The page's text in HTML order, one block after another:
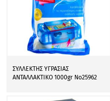
ΣΥΛΛΕΚΤΗΣ ΥΓΡΑΣΙΑΣ
ΑΝΤΑΛΛΑΚΤΙΚΟ 1000gr Νο25962